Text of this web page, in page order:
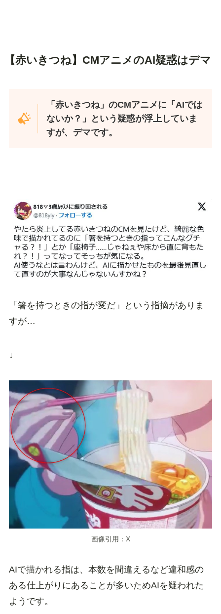
【赤いきつね】CMアニメのAI疑惑はデマ
「赤いきつね」のCMアニメに「AIでは
ないか？」という疑惑が浮上していま
すが、デマです。
「箸を持つときの指が変だ」という指摘がありま
すが…
↓
画像引用：X
AIで描かれる指は、本数を間違えるなど違和感の
ある仕上がりにあることが多いためAIを疑われた
ようです。